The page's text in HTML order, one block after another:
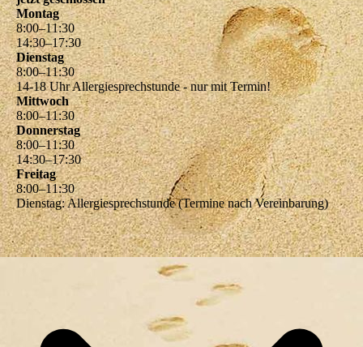
Montag
8:00–11:30
14:30–17:30
Dienstag
8:00–11:30
14-18 Uhr Allergiesprechstunde - nur mit Termin!
Mittwoch
8:00–11:30
Donnerstag
8:00–11:30
14:30–17:30
Freitag
8:00–11:30
Dienstag: Allergiesprechstunde (Termine nach Vereinbarung)